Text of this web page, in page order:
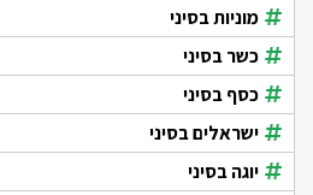
מוניות בסיני
כשר בסיני
כסף בסיני
ישראלים בסיני
יוגה בסיני